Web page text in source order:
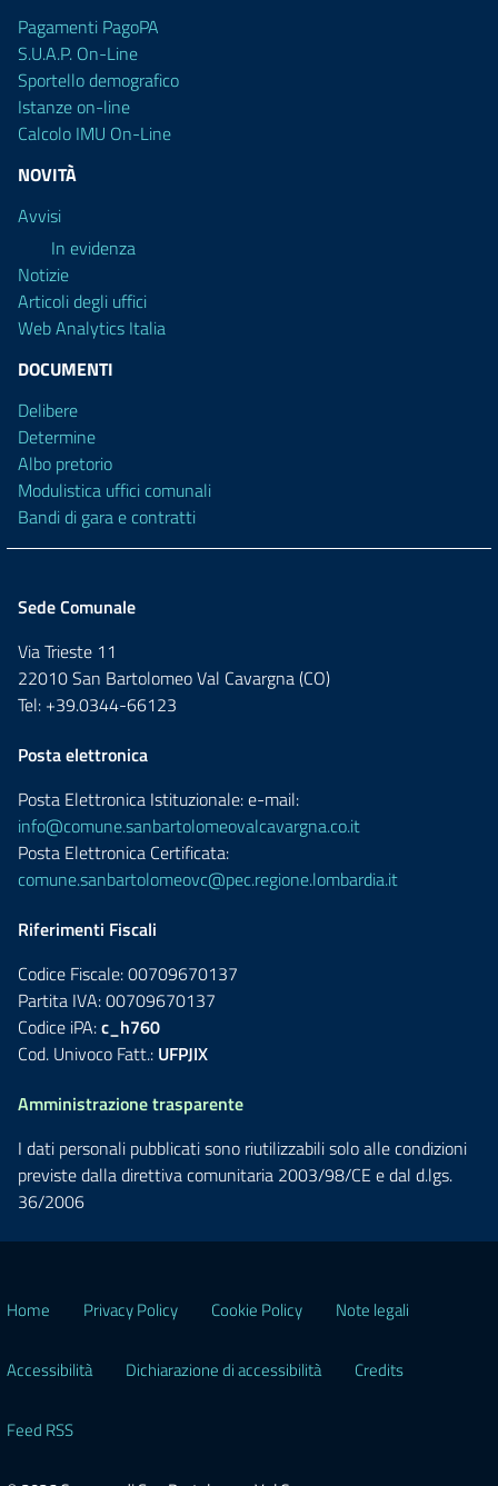
Pagamenti PagoPA
S.U.A.P. On-Line
Sportello demografico
Istanze on-line
Calcolo IMU On-Line
NOVITÀ
Avvisi
In evidenza
Notizie
Articoli degli uffici
Web Analytics Italia
DOCUMENTI
Delibere
Determine
Albo pretorio
Modulistica uffici comunali
Bandi di gara e contratti
Sede Comunale
Via Trieste 11
22010 San Bartolomeo Val Cavargna (CO)
Tel: +39.0344-66123
Posta elettronica
Posta Elettronica Istituzionale: e-mail:
info@comune.sanbartolomeovalcavargna.co.it
Posta Elettronica Certificata:
comune.sanbartolomeovc@pec.regione.lombardia.it
Riferimenti Fiscali
Codice Fiscale: 00709670137
Partita IVA: 00709670137
Codice iPA:c_h760
Cod. Univoco Fatt.: UFPJIX
Amministrazione trasparente
I dati personali pubblicati sono riutilizzabili solo alle condizioni
previste dalla direttiva comunitaria 2003/98/CE e dal d.lgs.
36/2006
Home Privacy Policy Cookie Policy Note legali
Accessibilità Dichiarazione di accessibilità Credits
Feed RSS